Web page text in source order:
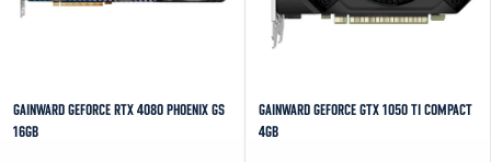
GAINWARD GEFORCE RTX 4080 PHOENIX GS
16GB
GAINWARD GEFORCE GTX 1050 TI COMPACT
4GB